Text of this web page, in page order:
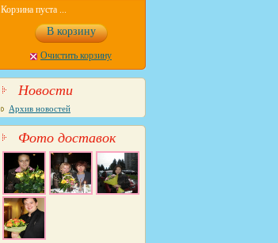
Корзина пуста ...
В корзину
Очистить корзину
Новости
Архив новостей
Фото доставок